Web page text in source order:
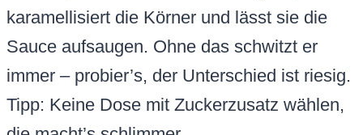
karamellisiert die Körner und lässt sie die
Sauce aufsaugen. Ohne das schwitzt er
immer – probier’s, der Unterschied ist riesig.
Tipp: Keine Dose mit Zuckerzusatz wählen,